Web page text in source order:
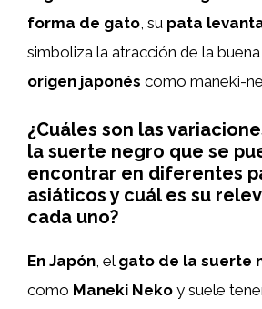
forma de gato , su pata
simboliza la atracción de la
origen japonés como maneki-
¿Cuáles son las
la suerte negro que se
encontrar en diferentes
asiáticos y cuál es su
cada uno?
En Japón, el gato de la suerte
como Maneki Neko y suele